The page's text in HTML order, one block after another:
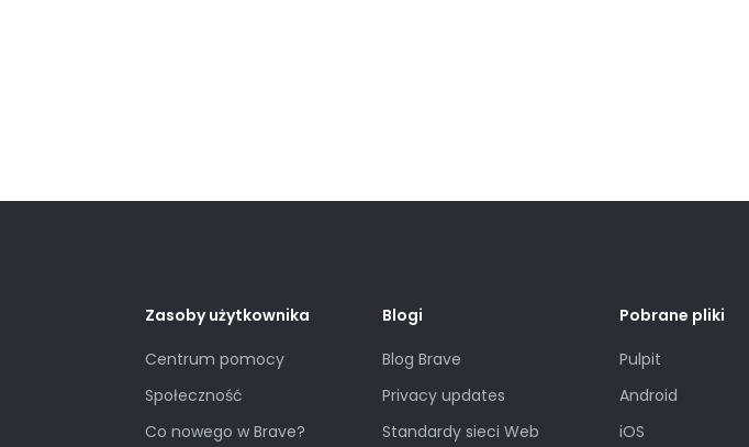
Zasoby użytkownika
Centrum pomocy
Społeczność
Co nowego w Brave?
Blogi
Blog Brave
Privacy updates
Standardy sieci Web
Pobrane pliki
Pulpit
Android
iOS